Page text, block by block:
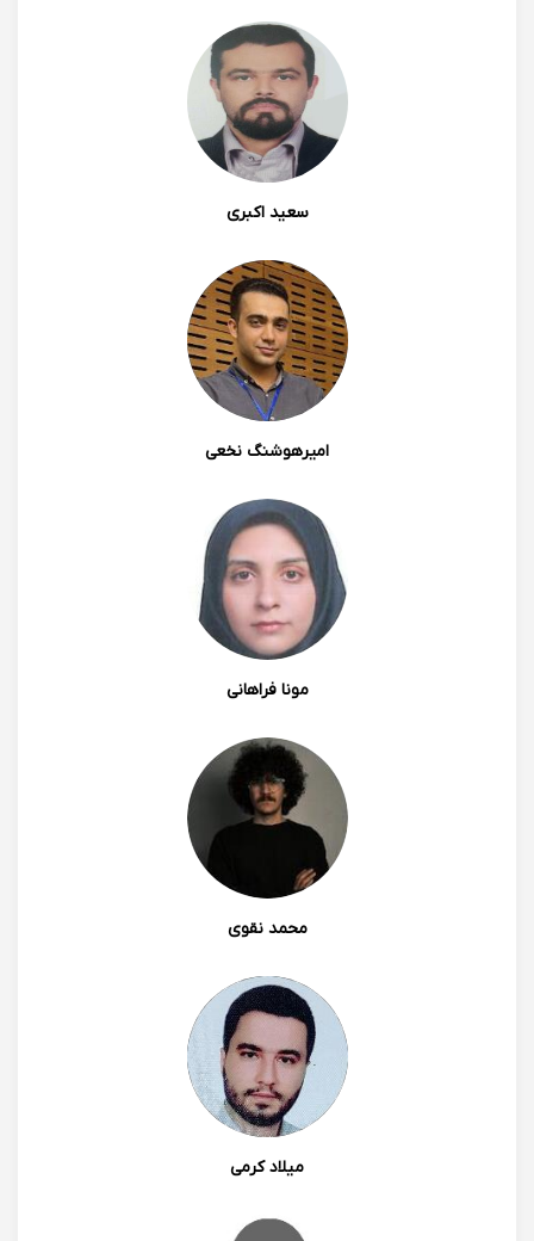
سعید اکبری
امیرهوشنگ نخعی
مونا فراهانی
محمد نقوی
میلاد کرمی